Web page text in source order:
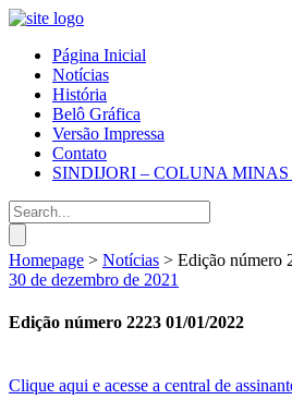
Página Inicial
Notícias
História
Belô Gráfica
Versão Impressa
Contato
SINDIJORI – COLUNA MINAS
Homepage > Notícias > Edição número
30 de dezembro de 2021
Edição número 2223 01/01/2022
Clique aqui e acesse a central de